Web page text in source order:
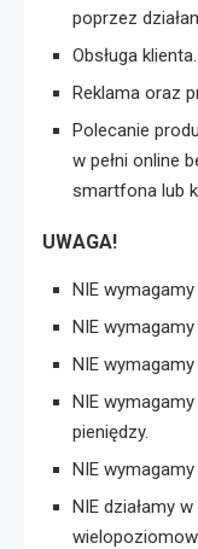
poprzez
Obsługa klienta.
Reklama oraz
Polecanie
w pełni online
smartfona lub
UWAGA!
NIE
NIE
NIE
NIE
pieniędzy.
NIE
NIE działamy